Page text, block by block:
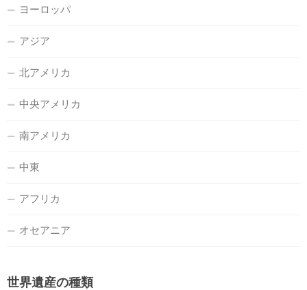
ヨーロッパ
アジア
北アメリカ
中央アメリカ
南アメリカ
中東
アフリカ
オセアニア
世界遺産の種類